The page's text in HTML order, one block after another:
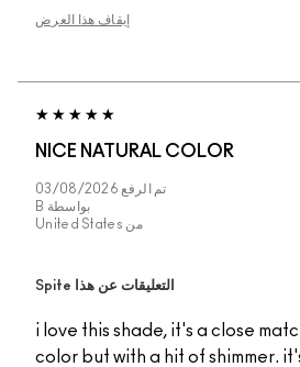
إيقاف هذا العرض
NICE NATURAL COLOR
تم الرفع 03/08/2026
بواسطة B
من United States
التعليقات عن هذا Spite
i love this shade, it's a close
color but with a hit of shimmer.